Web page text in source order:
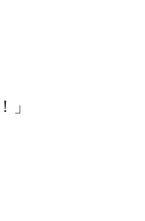
」